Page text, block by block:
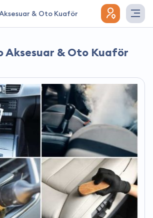
& Oto Kuaför
Aksesuar & Oto Kuaför